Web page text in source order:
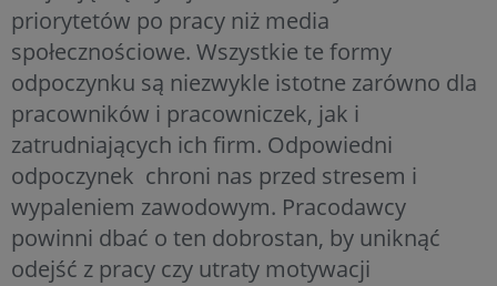
priorytetów po pracy niż media
społecznościowe. Wszystkie te formy
odpoczynku są niezwykle istotne zarówno dla
pracowników i pracowniczek, jak i
zatrudniających ich firm. Odpowiedni
odpoczynek chroni nas przed stresem i
wypaleniem zawodowym. Pracodawcy
powinni dbać o ten dobrostan, by uniknąć
odejść z pracy czy utraty motywacji